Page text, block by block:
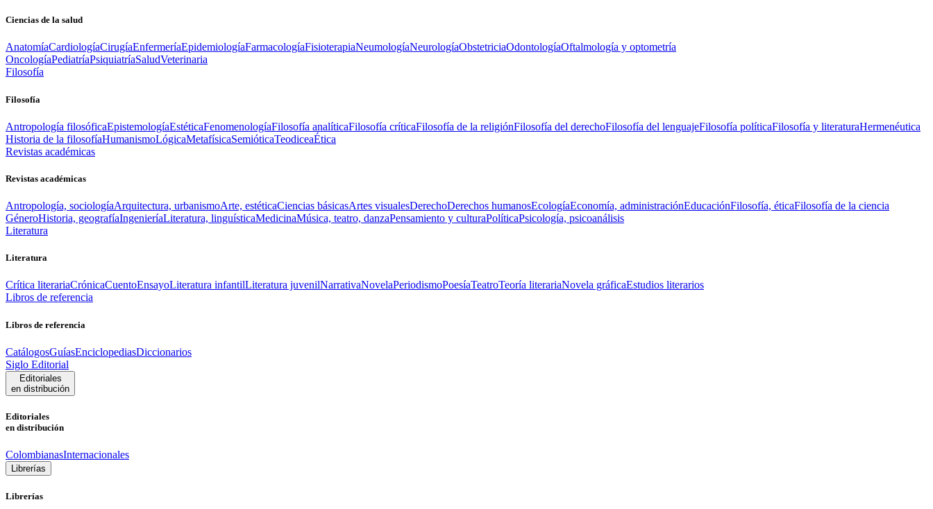
Ciencias de la salud
AnatomíaCardiologíaCirugíaEnfermeríaEpidemiologíaFarmacologíaFisioterapiaNeumologíaNeurologíaObstetriciaOdontologíaOftalmología y optometría
OncologíaPediatríaPsiquiatríaSaludVeterinaria
Filosofía
Filosofía
Antropología filosóficaEpistemologíaEstéticaFenomenologíaFilosofía analíticaFilosofía críticaFilosofía de la religiónFilosofía del derechoFilosofía del lenguajeFilosofía políticaFilosofía y literaturaHermenéutica
Historia de la filosofíaHumanismoLógicaMetafísicaSemióticaTeodiceaÉtica
Revistas académicas
Revistas académicas
Antropología, sociologíaArquitectura, urbanismoArte, estéticaCiencias básicasArtes visualesDerechoDerechos humanosEcologíaEconomía, administraciónEducaciónFilosofía, éticaFilosofía de la ciencia
GéneroHistoria, geografíaIngenieríaLiteratura, linguísticaMedicinaMúsica, teatro, danzaPensamiento y culturaPolíticaPsicología, psicoanálisis
Literatura
Literatura
Crítica literariaCrónicaCuentoEnsayoLiteratura infantilLiteratura juvenilNarrativaNovelaPeriodismoPoesíaTeatroTeoría literariaNovela gráficaEstudios literarios
Libros de referencia
Libros de referencia
CatálogosGuíasEnciclopediasDiccionarios
Siglo Editorial
Editoriales
en distribución
Editoriales
en distribución
ColombianasInternacionales
Librerías
Librerías